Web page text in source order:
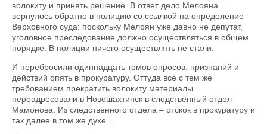
волокиту и принять решение. В ответ дело Мелояна
вернулось обратно в полицию со ссылкой на определение
Верховного суда: поскольку Мелоян уже давно не депутат,
уголовное преследование должно осуществляться в общем
порядке. В полиции ничего осуществлять не стали.
И перебросили одиннадцать томов опросов, признаний и
действий опять в прокуратуру. Оттуда всё с тем же
требованием прекратить волокиту материалы
переадресовали в Новошахтинск в следственный отдел
Мамонова. Из следственного отдела – отскок в прокуратуру и
так далее в том же духе...